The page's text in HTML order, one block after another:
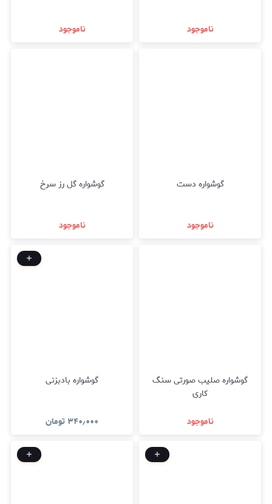
ناموجود ناموجود
گوشواره دست
ناموجود
گوشواره گل رز سرخ
ناموجود
گوشواره صلیب صورتی سنگ
کاری
ناموجود
گوشواره بادبزنی
۳۴۰٫۰۰۰ تومان